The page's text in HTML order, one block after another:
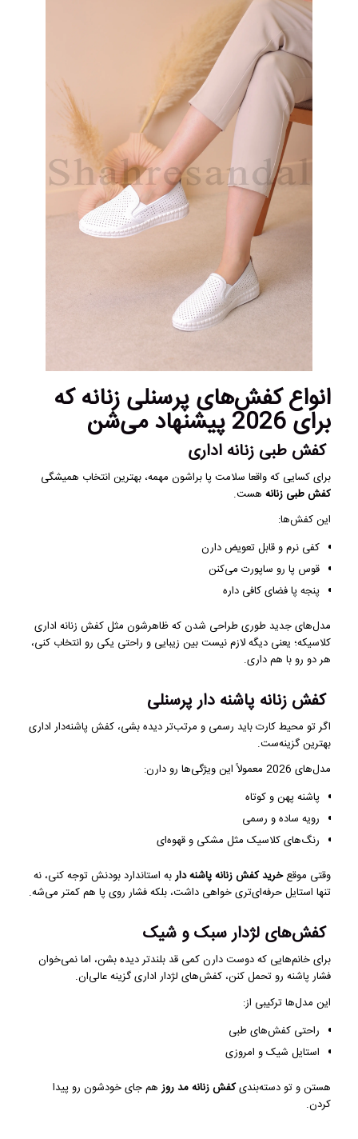
انواع کفش‌های پرسنلی زنانه که
برای 2026 پیشنهاد می‌شن
کفش طبی زنانه اداری
برای کسایی که واقعا سلامت پا براشون مهمه، بهترین انتخاب همیشگی
کفش طبی زنانههست.
این کفش‌ها:
کفی نرم و قابل تعویض دارن
قوس پا رو ساپورت می‌کنن
پنجه پا فضای کافی داره
مدل‌های جدید طوری طراحی شدن که ظاهرشون مثل کفش زنانه اداری
کلاسیکه؛ یعنی دیگه لازم نیست بین زیبایی و راحتی یکی رو انتخاب کنی،
هر دو رو با هم داری.
کفش زنانه پاشنه دار پرسنلی
اگر تو محیط کارت باید رسمی‌ و مرتب‌تر دیده بشی، کفش پاشنه‌دار اداری
بهترین گزینه‌ست.
مدل‌های 2026 معمولاً این ویژگی‌ها رو دارن:
پاشنه پهن و کوتاه
رویه ساده و رسمی
رنگ‌های کلاسیک مثل مشکی و قهوه‌ای
وقتی موقعخرید کفش زنانه پاشنه داربه استاندارد بودنش توجه کنی، نه
تنها استایل حرفه‌ای‌تری خواهی داشت، بلکه فشار روی پا هم کمتر می‌شه.
کفش‌های لژدار سبک و شیک
برای خانم‌هایی که دوست دارن کمی قد بلندتر دیده بشن، اما نمی‌خوان
فشار پاشنه رو تحمل کنن، کفش‌های لژدار اداری گزینه عالی‌ان.
این مدل‌ها ترکیبی از:
راحتی کفش‌های طبی
استایل شیک و امروزی
هستن و تو دسته‌بندیکفش زنانه مد روزهم جای خودشون رو پیدا
کردن.